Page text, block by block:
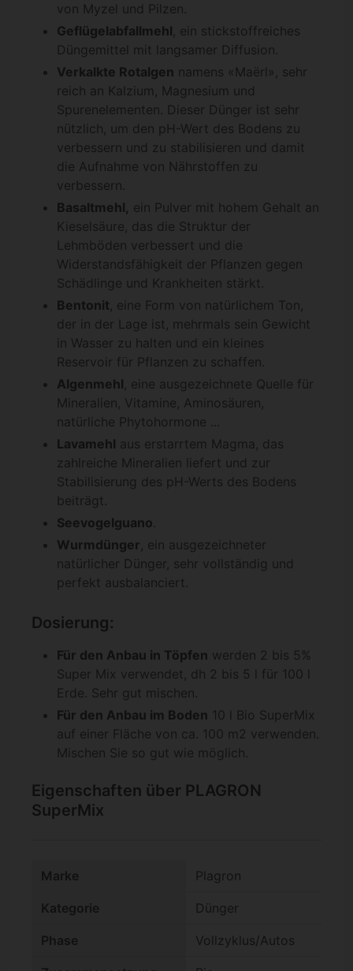
von Myzel und Pilzen.
Geflügelabfallmehl, ein stickstoffreiches
Düngemittel mit langsamer Diffusion.
Verkalkte Rotalgen namens «Maërl», sehr
reich an Kalzium, Magnesium und
Spurenelementen. Dieser Dünger ist sehr
nützlich, um den pH-Wert des Bodens zu
verbessern und zu stabilisieren und damit
die Aufnahme von Nährstoffen zu
verbessern.
Basaltmehl, ein Pulver mit hohem Gehalt an
Kieselsäure, das die Struktur der
Lehmböden verbessert und die
Widerstandsfähigkeit der Pflanzen gegen
Schädlinge und Krankheiten stärkt.
Bentonit, eine Form von natürlichem Ton,
der in der Lage ist, mehrmals sein Gewicht
in Wasser zu halten und ein kleines
Reservoir für Pflanzen zu schaffen.
Algenmehl, eine ausgezeichnete Quelle für
Mineralien, Vitamine, Aminosäuren,
natürliche Phytohormone ...
Lavamehl aus erstarrtem Magma, das
zahlreiche Mineralien liefert und zur
Stabilisierung des pH-Werts des Bodens
beiträgt.
Seevogelguano.
Wurmdünger, ein ausgezeichneter
natürlicher Dünger, sehr vollständig und
perfekt ausbalanciert.
Dosierung:
Für den Anbau in Töpfen werden 2 bis 5%
Super Mix verwendet, dh 2 bis 5 l für 100 l
Erde. Sehr gut mischen.
Für den Anbau im Boden 10 l Bio SuperMix
auf einer Fläche von ca. 100 m2 verwenden.
Mischen Sie so gut wie möglich.
Eigenschaften über PLAGRON
SuperMix
Marke Plagron
Kategorie Dünger
Phase Vollzyklus/Autos